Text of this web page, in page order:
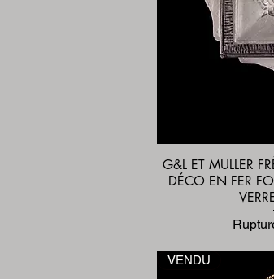
G&L ET MULLER
DÉCO EN FER
VENDU